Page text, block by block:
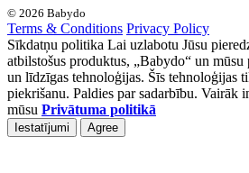
© 2026 Babydo
Terms & Conditions Privacy Policy
Sīkdatņu politika Lai uzlabotu Jūsu
atbilstošus produktus, „Babydo“ un
un līdzīgas tehnoloģijas. Šīs tehnoloģijas
piekrišanu. Paldies par sadarbību. Vairāk
mūsu Privātuma politikā
Iestatījumi Agree